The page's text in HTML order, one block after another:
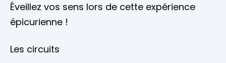
Éveillez vos sens lors de cette expérience
épicurienne !
Les circuits